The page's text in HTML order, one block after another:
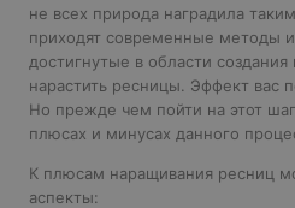
не всех природа наградила
приходят современные методы
достигнутые в области
нарастить ресницы. Эффект вас
Но прежде чем пойти на этот
плюсах и минусах данного
К плюсам наращивания ресниц
аспекты: